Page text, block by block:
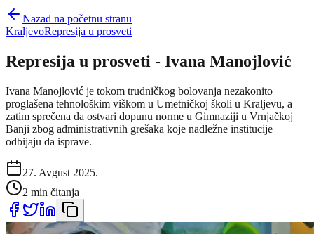
Nazad na početnu stranu
KraljevoRepresija u prosveti
Represija u prosveti - Ivana Manojlović
Ivana Manojlović je tokom trudničkog bolovanja nezakonito
proglašena tehnološkim viškom u Umetničkoj školi u Kraljevu, a
zatim sprečena da ostvari dopunu norme u Gimnaziji u Vrnjačkoj
Banji zbog administrativnih grešaka koje nadležne institucije
odbijaju da isprave.
27. Avgust 2025.
2 min čitanja